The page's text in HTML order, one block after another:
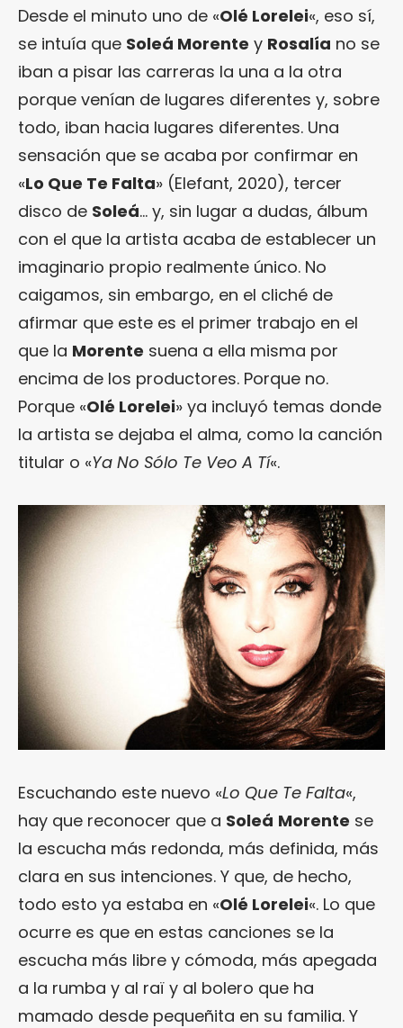
Desde el minuto uno de «Olé Lorelei«, eso sí,
se intuía que Soleá Morente y Rosalía no se
iban a pisar las carreras la una a la otra
porque venían de lugares diferentes y, sobre
todo, iban hacia lugares diferentes. Una
sensación que se acaba por confirmar en
«Lo Que Te Falta» (Elefant, 2020), tercer
disco de Soleá… y, sin lugar a dudas, álbum
con el que la artista acaba de establecer un
imaginario propio realmente único. No
caigamos, sin embargo, en el cliché de
afirmar que este es el primer trabajo en el
que la Morente suena a ella misma por
encima de los productores. Porque no.
Porque «Olé Lorelei» ya incluyó temas donde
la artista se dejaba el alma, como la canción
titular o «Ya No Sólo Te Veo A Tí«.
Escuchando este nuevo «Lo Que Te Falta«,
hay que reconocer que a Soleá Morente se
la escucha más redonda, más definida, más
clara en sus intenciones. Y que, de hecho,
todo esto ya estaba en «Olé Lorelei«. Lo que
ocurre es que en estas canciones se la
escucha más libre y cómoda, más apegada
a la rumba y al raï y al bolero que ha
mamado desde pequeñita en su familia. Y